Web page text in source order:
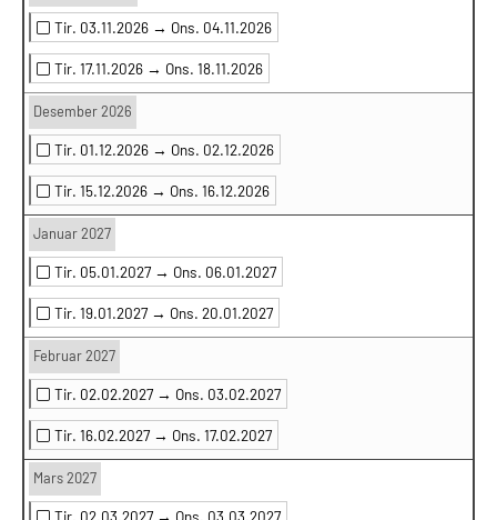
Tir. 03.11.2026 → Ons. 04.11.2026
Tir. 17.11.2026 → Ons. 18.11.2026
Desember 2026
Tir. 01.12.2026 → Ons. 02.12.2026
Tir. 15.12.2026 → Ons. 16.12.2026
Januar 2027
Tir. 05.01.2027 → Ons. 06.01.2027
Tir. 19.01.2027 → Ons. 20.01.2027
Februar 2027
Tir. 02.02.2027 → Ons. 03.02.2027
Tir. 16.02.2027 → Ons. 17.02.2027
Mars 2027
Tir. 02.03.2027 → Ons. 03.03.2027